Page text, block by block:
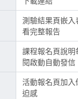
測驗結果頁嵌
看完整報告
課程報名頁說
閱啟動自動發信
活動報名頁加
迫感